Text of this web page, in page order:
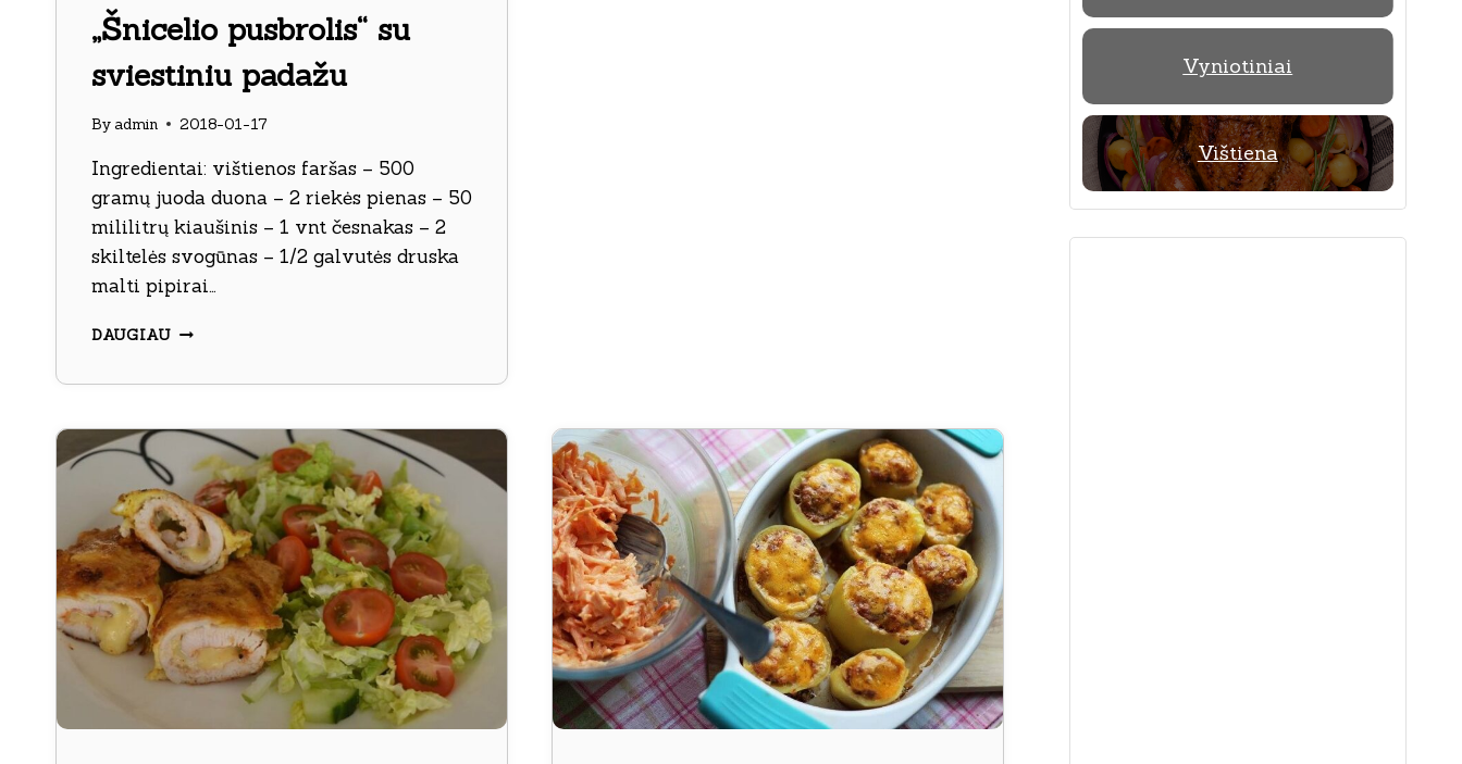
„Šnicelio pusbrolis“ su
sviestiniu padažu
By admin 2018-01-17
Ingredientai: vištienos faršas – 500
gramų juoda duona – 2 riekės pienas – 50
mililitrų kiaušinis – 1 vnt česnakas – 2
skiltelės svogūnas – 1/2 galvutės druska
malti pipirai…
DAUGIAU„ŠNICELIO
Vyniotiniai
Vištiena